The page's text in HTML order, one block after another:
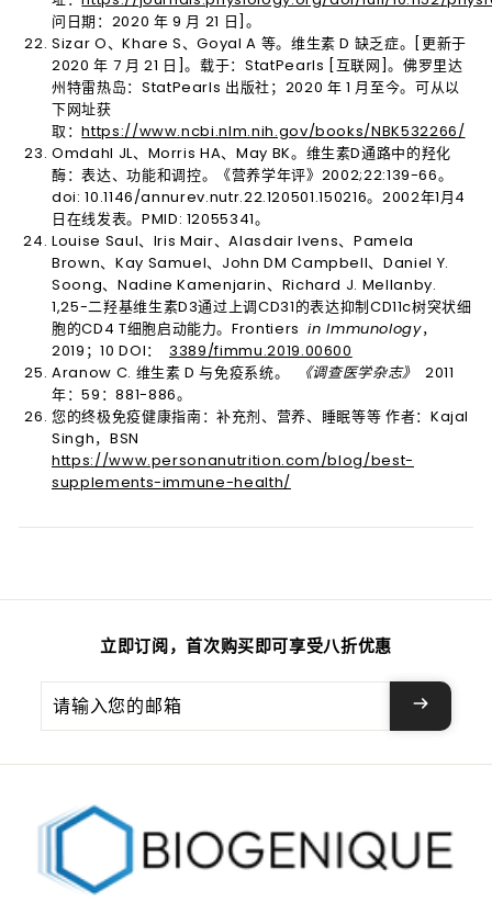
问日期：2020 年 9 月 21 日]。
Sizar O、Khare S、Goyal A 等。维生素 D 缺乏症。[更新于
2020 年 7 月 21 日]。载于：StatPearls [互联网]。佛罗里达
州特雷热岛：StatPearls 出版社；2020 年 1 月至今。可从以
下网址获
取：https://www.ncbi.nlm.nih.gov/books/NBK532266/
Omdahl JL、Morris HA、May BK。维生素D通路中的羟化
酶：表达、功能和调控。《营养学年评》2002;22:139-66。
doi: 10.1146/annurev.nutr.22.120501.150216。2002年1月4
日在线发表。PMID: 12055341。
Louise Saul、Iris Mair、Alasdair Ivens、Pamela
Brown、Kay Samuel、John DM Campbell、Daniel Y.
Soong、Nadine Kamenjarin、Richard J. Mellanby.
1,25-二羟基维生素D3通过上调CD31的表达抑制CD11c树突状细
胞的CD4 T细胞启动能力。Frontiersin Immunology，
2019；10 DOI：3389/fimmu.2019.00600
Aranow C. 维生素 D 与免疫系统。
《调查医学杂志》
2011
年：59：881-886。
您的终极免疫健康指南：补充剂、营养、睡眠等等 作者：Kajal
Singh，BSN
https://www.personanutrition.com/blog/best-
supplements-immune-health/
立即订阅，首次购买即可享受八折优惠
请
输
您
邮